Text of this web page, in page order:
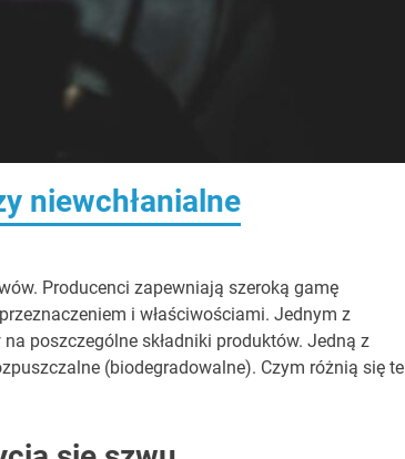
niewchłanialne
Producenci zapewniają szeroką gamę
i właściwościami. Jednym z
poszczególne składniki produktów. Jedną z
(biodegradowalne). Czym różnią się te